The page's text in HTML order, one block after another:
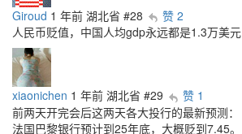
Giroud 1 年前 湖北省 #28
赞 2
人民币贬值，中国人均gdp永远都是1.3万美元
xiaonichen 1 年前 湖北省 #29
赞 1
前两天开完会后这两天各大投行的最新预测：
法国巴黎银行预计到25年底，大概贬到7.45。